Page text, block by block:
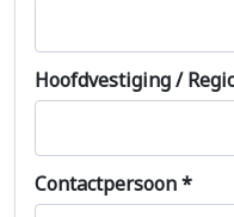
Hoofdvestiging /
Contactpersoon *